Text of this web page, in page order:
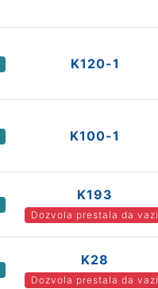
K120-1
K100-1
K193
Dozvola prestala da vazi
K28
Dozvola prestala da vazi